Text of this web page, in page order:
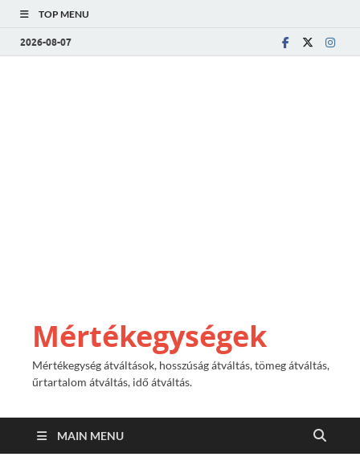
TOP MENU
2026-08-07
Mértékegységek
Mértékegység átváltások, hosszúság átváltás, tömeg átváltás,
űrtartalom átváltás, idő átváltás.
MAIN MENU